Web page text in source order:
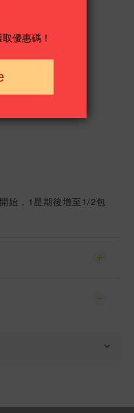
始，1星期後增至1/2包